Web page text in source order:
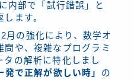
内部で「試行錯誤」と
します。
月の強化により、数学オ
問や、複雑なプログラミ
タの解析に特化しまし
発で正解が欲しい時」 の